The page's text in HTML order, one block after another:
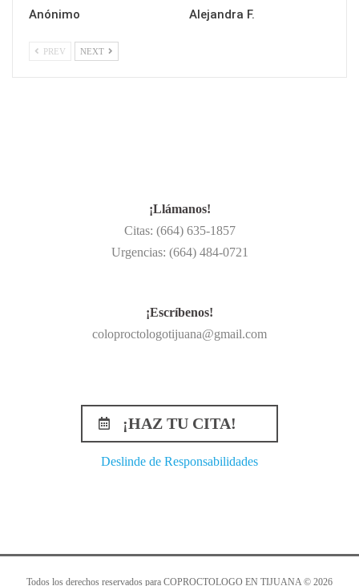
Anónimo Alejandra F.
PREV NEXT
¡Llámanos!
Citas: (664) 635-1857
Urgencias: (664) 484-0721
¡Escríbenos!
coloproctologotijuana@gmail.com
¡HAZ TU CITA!
Deslinde de Responsabilidades
Todos los derechos reservados para COPROCTOLOGO EN TIJUANA © 2026